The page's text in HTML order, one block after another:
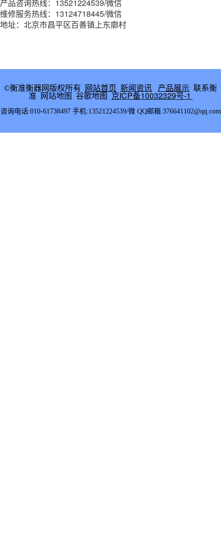
产品咨询热线：13521224539/微信
维修服务热线：13124718445/微信
地址：北京市昌平区百善镇上东廓村
©衡准衡器网版权所有 网站首页 新闻资讯 产品展示 联系衡
准 网站地图 谷歌地图 京ICP备10032329号-1
咨询电话:010-61738497 手机:13521224539/微 QQ邮箱:376641102@qq.com